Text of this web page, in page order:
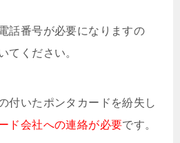
話番号が必要になりますの
てください。
付いたポンタカードを紛失し
ド会社への連絡が必要です。